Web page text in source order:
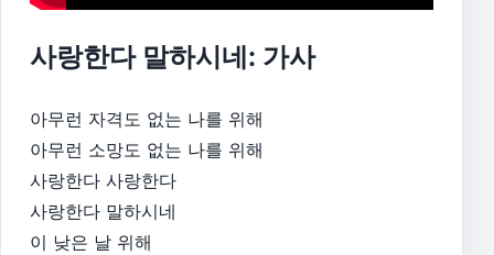
사랑한다 말하시네: 가사
아무런 자격도 없는 나를 위해
아무런 소망도 없는 나를 위해
사랑한다 사랑한다
사랑한다 말하시네
이 낮은 날 위해